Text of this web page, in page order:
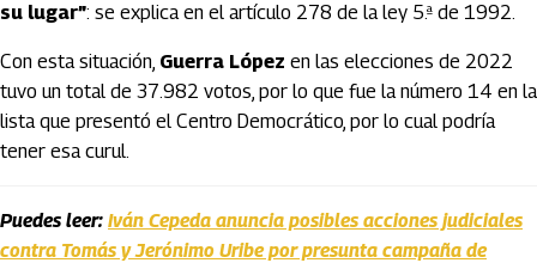
su lugar”: se explica en el artículo 278 de la ley 5.ª de 1992.
Con esta situación, Guerra López en las elecciones de 2022
tuvo un total de 37.982 votos, por lo que fue la número 14 en la
lista que presentó el Centro Democrático, por lo cual podría
tener esa curul.
Puedes leer: Iván Cepeda anuncia posibles acciones judiciales
contra Tomás y Jerónimo Uribe por presunta campaña de